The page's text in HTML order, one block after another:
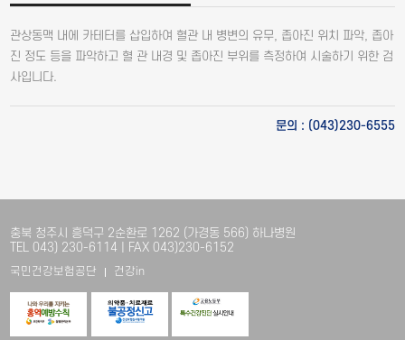
관상동맥 내에 카테터를 삽입하여 혈관 내 병변의 유무, 좁아진 위치 파악, 좁아
진 정도 등을 파악하고 혈 관 내경 및 좁아진 부위를 측정하여 시술하기 위한 검
사입니다.
문의 : (043)230-6555
충북 청주시 흥덕구 2순환로 1262 (가경동 566) 하나병원
TEL 043) 230-6114 | FAX 043)230-6152
국민건강보험공단 건강in